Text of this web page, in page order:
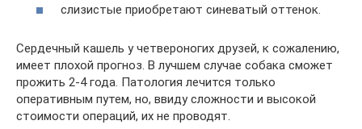
слизистые приобретают синеватый оттенок.
Сердечный кашель у четвероногих друзей, к сожалению,
имеет плохой прогноз. В лучшем случае собака сможет
прожить 2-4 года. Патология лечится только
оперативным путем, но, ввиду сложности и высокой
стоимости операций, их не проводят.